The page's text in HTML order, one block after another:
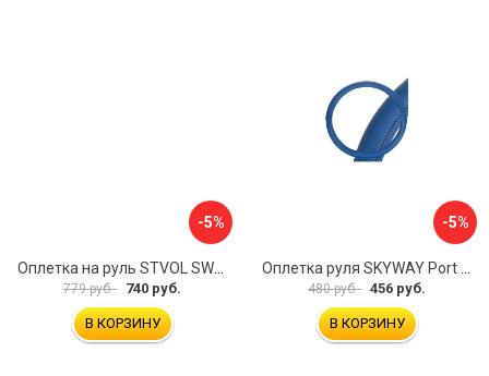
-5%
779 руб. 740 руб.
В КОРЗИНУ
-5%
480 руб. 456 руб.
В КОРЗИНУ